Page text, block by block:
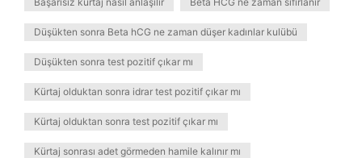
Düşükten sonra Beta hCG ne zaman düşer kadınlar kulübü
Düşükten sonra test pozitif çıkar mı
Kürtaj olduktan sonra idrar test pozitif çıkar mı
Kürtaj olduktan sonra test pozitif çıkar mı
Kürtaj sonrası adet görmeden hamile kalınır mı